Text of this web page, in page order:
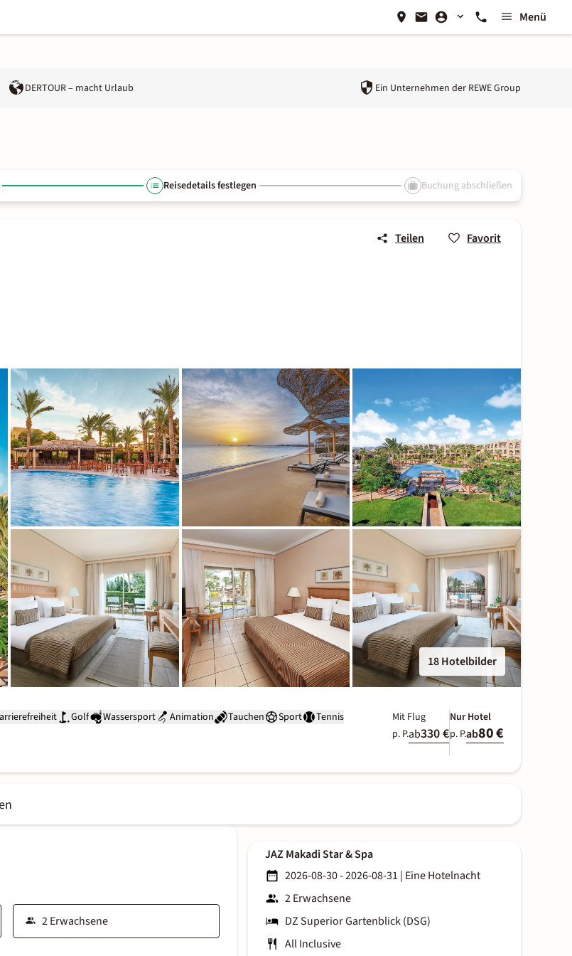
Menü
DERTOUR – macht Urlaub Ein Unternehmen der REWE Group
Reisedetails festlegen Buchung abschließen
Teilen Favorit
18 Hotelbilder
Golf Wassersport Animation Tauchen Sport
Tennis
Mit Flug
p. P.ab330 €
Nur Hotel
p. P.ab80 €
JAZ Makadi Star & Spa
2026-08-30 - 2026-08-31 | Eine Hotelnacht
2 Erwachsene
DZ Superior Gartenblick (DSG)
All Inclusive